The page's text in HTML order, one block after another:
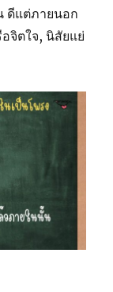
ดีแต่ภายนอก
จิตใจ, นิสัยแย่